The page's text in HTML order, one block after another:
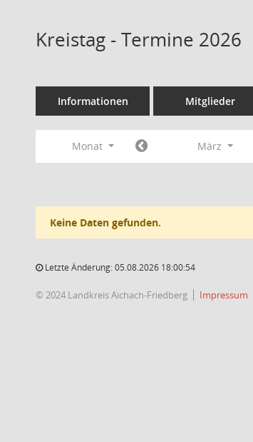
Kreistag - Termine 2026
Informationen Mitglieder
Monat März
Keine Daten gefunden.
Letzte Änderung: 05.08.2026 18:00:54
© 2024 Landkreis Aichach-Friedberg Impressum